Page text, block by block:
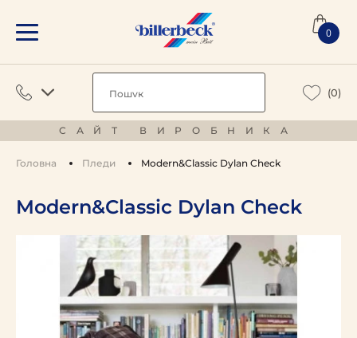
0
(0)
САЙТ ВИРОБНИКА
Головна Пледи Modern&Classic Dylan Check
Modern&Classic Dylan Check